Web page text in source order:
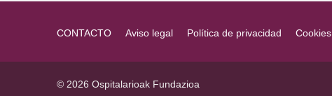
CONTACTO Aviso legal Política de privacidad Cookies
© 2026 Ospitalarioak Fundazioa